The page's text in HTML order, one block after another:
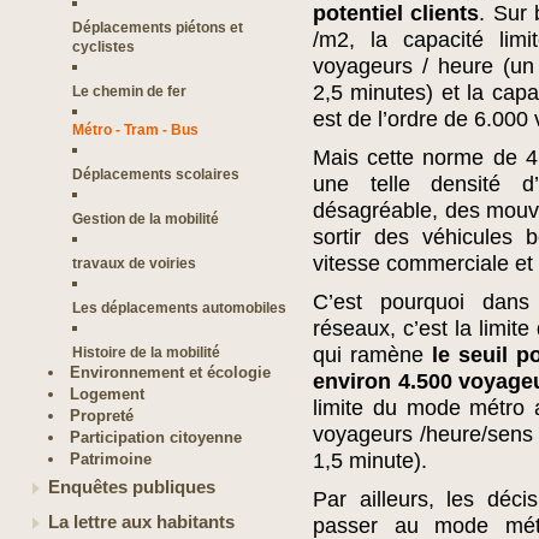
Déplacements piétons et
cyclistes
Le chemin de fer
Métro - Tram - Bus
Déplacements scolaires
Gestion de la mobilité
travaux de voiries
Les déplacements automobiles
Histoire de la mobilité
Environnement et écologie
Logement
Propreté
Participation citoyenne
Patrimoine
Enquêtes publiques
La lettre aux habitants
potentiel clients. Sur
/m2, la capacité
voyageurs / heure
2,5 minutes) et la
est de l’ordre de
Mais cette norme de
une telle densité
désagréable, des
sortir des véhicules
vitesse commerciale
C’est pourquoi
réseaux, c’est la
qui ramène le seuil
environ 4.500
limite du mode métro
voyageurs /heure/
1,5 minute).
Par ailleurs, les
passer au mode